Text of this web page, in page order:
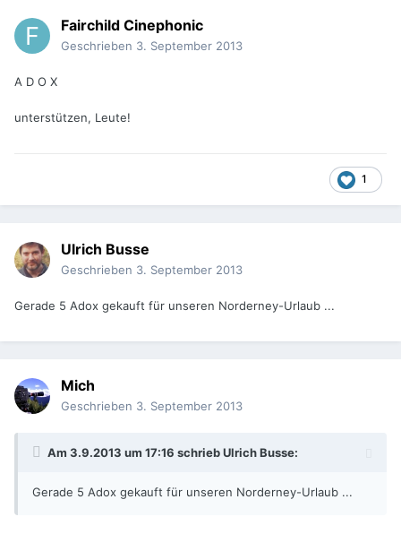
Fairchild Cinephonic
Geschrieben 3. September 2013
A D O X
unterstützen, Leute!
1
Ulrich Busse
Geschrieben 3. September 2013
Gerade 5 Adox gekauft für unseren Norderney-Urlaub ...
Mich
Geschrieben 3. September 2013
Am 3.9.2013 um 17:16 schrieb Ulrich Busse:
Gerade 5 Adox gekauft für unseren Norderney-Urlaub ...